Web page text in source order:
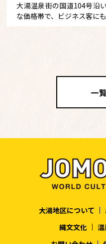
大湯温泉街の国道104号沿
な価格帯で、ビジネス客に
一
大湯地区について
縄文文化